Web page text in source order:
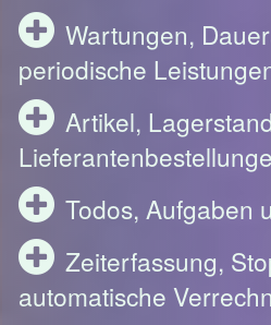
Wartungen,
periodische
Artikel,
Todos, Aufgaben
Zeiterfassung,
automatische